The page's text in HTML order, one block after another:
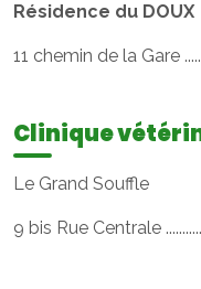
Résidence du DOUX
11 chemin de la Gare
Clinique
Le Grand Souffle
9 bis Rue Centrale